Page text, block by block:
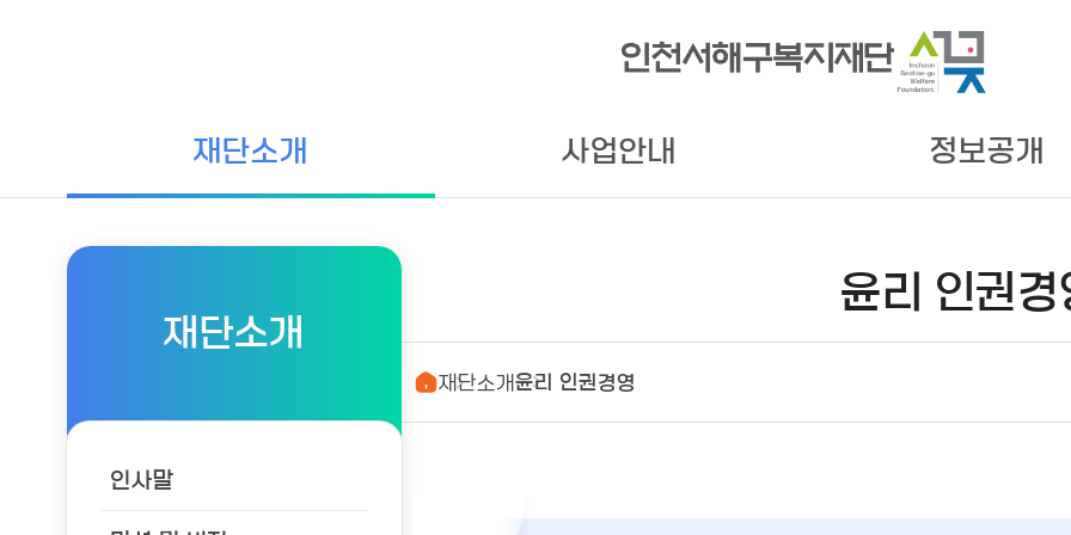
재단소개 사업안내 정보공개
재단소개
인사말
윤리 인권경
재단소개윤리 인권경영